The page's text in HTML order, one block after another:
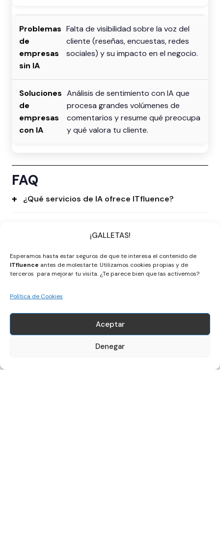
¡GALLETAS!
Esperamos hasta estar seguros de que te interesa el contenido de
ITfluence antes de molestarte. Utilizamos cookies propias y de
terceros para mejorar tu visita. ¿Te parece bien que las activemos?
Política de Cookies
Aceptar
Denegar
Falta de visibilidad sobre la voz del
cliente (reseñas, encuestas, redes
sociales) y su impacto en el negocio.
Análisis de sentimiento con IA que
procesa grandes volúmenes de
comentarios y resume qué preocupa
y qué valora tu cliente.
FAQ
¿Qué servicios de IA ofrece ITfluence?
¿Puedo combinar varios servicios de IA?
¿Trabajáis con empresas pequeñas o solo con
¿Qué se necesita para empezar un proyecto de